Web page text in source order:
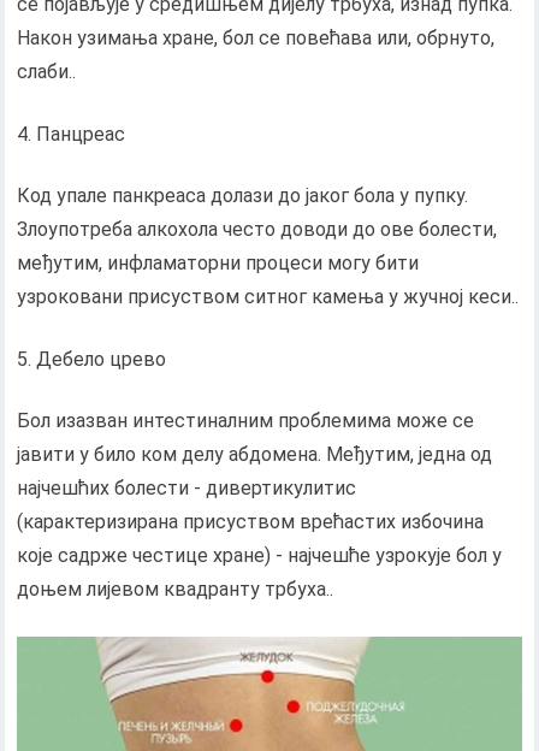
Након узимања хране, бол се повећава или, обрнуто,
слаби..
Панцреас
Код упале панкреаса долази до јаког бола у пупку.
Злоупотреба алкохола често доводи до ове болести,
међутим, инфламаторни процеси могу бити
узроковани присуством ситног камења у жучној кеси..
Дебело црево
Бол изазван интестиналним проблемима може се
јавити у било ком делу абдомена. Међутим, једна од
најчешћих болести - дивертикулитис
(карактеризирана присуством врећастих избочина
које садрже честице хране) - најчешће узрокује бол у
доњем лијевом квадранту трбуха..